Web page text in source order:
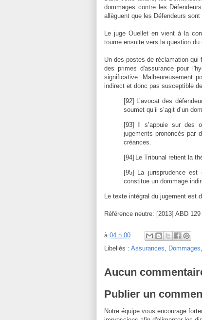
dommages contre les
allèguent que les Défendeurs
Le juge Ouellet en vient à la
tourne ensuite vers la question du
Un des postes de réclamation
des primes d'assurance pour
significative. Malheureusement
indirect et donc pas susceptible
[92]
L’avocat des
soumet qu’il s’agit d’un
[93]
Il s’appuie sur des
jugements prononcés par
créances.
[94] Le Tribunal retient la
[95]
La jurisprudence est
constitue un dommage
Le texte intégral du jugement est
Référence neutre: [2013] ABD 129
à 04 h 00
Libellés : Assurances Dommages
Aucun
Publier un
Notre équipe vous encourage